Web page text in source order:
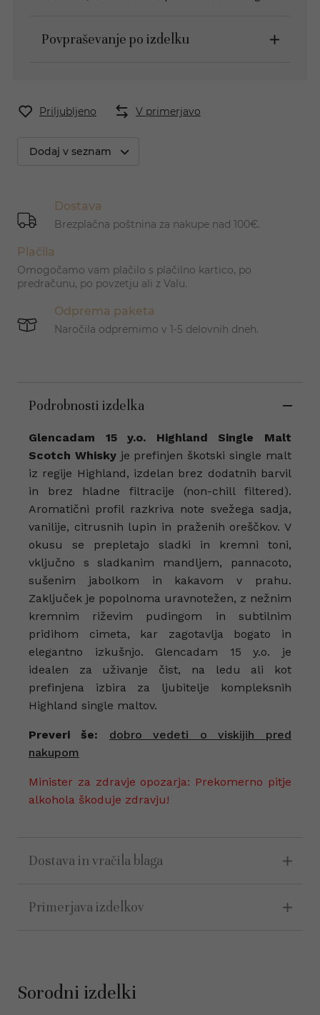
Povpraševanje po izdelku
Priljubljeno V primerjavo
Dodaj v seznam
Dostava
Brezplačna poštnina za nakupe nad 100€.
Plačila
Omogočamo vam plačilo s plačilno kartico, po
predračunu, po povzetju ali z Valu.
Odprema paketa
Naročila odpremimo v 1-5 delovnih dneh.
Podrobnosti izdelka
Glencadam 15 y.o. Highland Single Malt
Scotch Whiskyje prefinjen škotski single malt
iz regije Highland, izdelan brez dodatnih barvil
in brez hladne filtracije (non-chill filtered).
Aromatični profil razkriva note svežega sadja,
vanilije, citrusnih lupin in praženih oreščkov. V
okusu se prepletajo sladki in kremni toni,
vključno s sladkanim mandljem, pannacoto,
sušenim jabolkom in kakavom v prahu.
Zaključek je popolnoma uravnotežen, z nežnim
kremnim riževim pudingom in subtilnim
pridihom cimeta, kar zagotavlja bogato in
elegantno izkušnjo. Glencadam 15 y.o. je
idealen za uživanje čist, na ledu ali kot
prefinjena izbira za ljubitelje kompleksnih
Highland single maltov.
Preveri še: dobro vedeti o viskijih pred
nakupom
Minister za zdravje opozarja: Prekomerno pitje
alkohola škoduje zdravju!
Dostava in vračila blaga
Primerjava izdelkov
Sorodni izdelki